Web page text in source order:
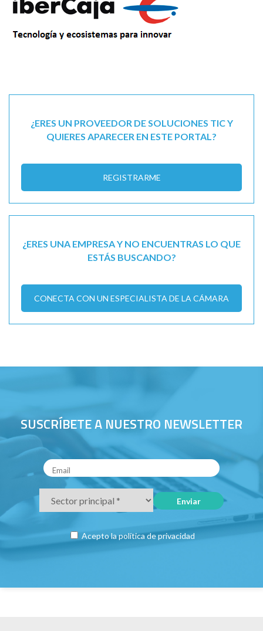
¿ERES UN PROVEEDOR DE SOLUCIONES TIC Y
QUIERES APARECER EN ESTE PORTAL?
REGISTRARME
¿ERES UNA EMPRESA Y NO ENCUENTRAS LO QUE
ESTÁS BUSCANDO?
CONECTA CON UN ESPECIALISTA DE LA CÁMARA
SUSCRÍBETE A NUESTRO NEWSLETTER
Acepto lapolítica de privacidad